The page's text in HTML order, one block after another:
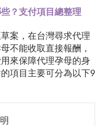
？支付項目總整理
案，在台灣尋求代理
不能收取直接報酬，
來保障代理孕母的身
項目主要可分為以下9